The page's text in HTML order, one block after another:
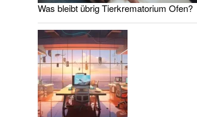
Was bleibt übrig Tierkrematorium Ofen?